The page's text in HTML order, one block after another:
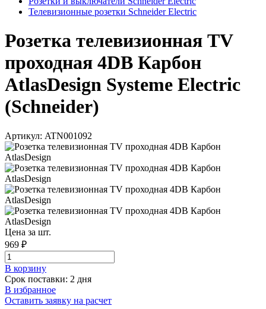
Телевизионные розетки Schneider Electric
Розетка телевизионная TV
проходная 4DB Карбон
AtlasDesign Systeme Electric
(Schneider)
Артикул: ATN001092
Цена за шт.
969 ₽
В корзинy
Срок поставки: 2 дня
В избранное
Оставить заявку на расчет